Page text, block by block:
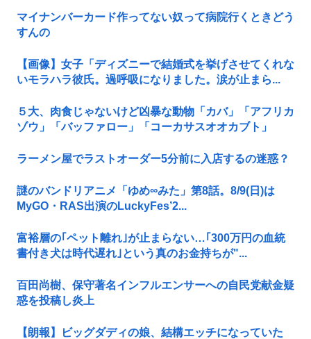
マイナンバーカード作ってない奴って病院行くときどう
すんの
【画像】女子「ディズニーで結婚式を挙げさせてくれな
いモラハラ彼氏。過呼吸になりました。涙が止まら...
５大、肉食じゃないけど凶暴な動物「カバ」「アフリカ
ゾウ」「バッファロー」「コーカサスオオカブト」
ラーメン屋でラストオーダー5分前に入店するの迷惑？
謎のバンドリアニメ「ゆめ∞みた」第8話。8/9(日)は
MyGO・RAS出演のLuckyFes’2...
富裕層の｢ペット離れ｣が止まらない…｢300万円の血統
書付き犬は時代遅れ｣という真のお金持ちが"...
百田尚樹、保守著名インフルエンサーへの自民党献金疑
惑を投稿し炎上
【朗報】ビッグダディの娘、結構エッチになっていた